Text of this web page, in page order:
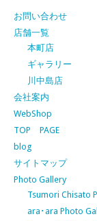
お問い合わせ
店舗一覧
本町店
ギャラリー
川中島店
会社案内
WebShop
TOP PAGE
blog
サイトマップ
Photo Gallery
Tsumori Chisato
ara･ara Photo